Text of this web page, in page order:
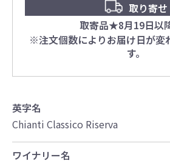
取り寄せ
取寄品★8月19日以
※注文個数によりお届け日が変
す。
英字名
Chianti Classico Riserva
ワイナリー名